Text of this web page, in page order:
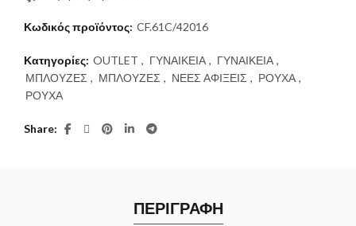
Κωδικός προϊόντος: CF.61C/42016
Κατηγορίες: OUTLET , ΓΥΝΑΙΚΕΙΑ , ΓΥΝΑΙΚΕΙΑ ,
ΜΠΛΟΥΖΕΣ , ΜΠΛΟΥΖΕΣ , ΝΕΕΣ ΑΦΙΞΕΙΣ , ΡΟΥΧΑ ,
ΡΟΥΧΑ
Share
ΠΕΡΙΓΡΑΦΗ